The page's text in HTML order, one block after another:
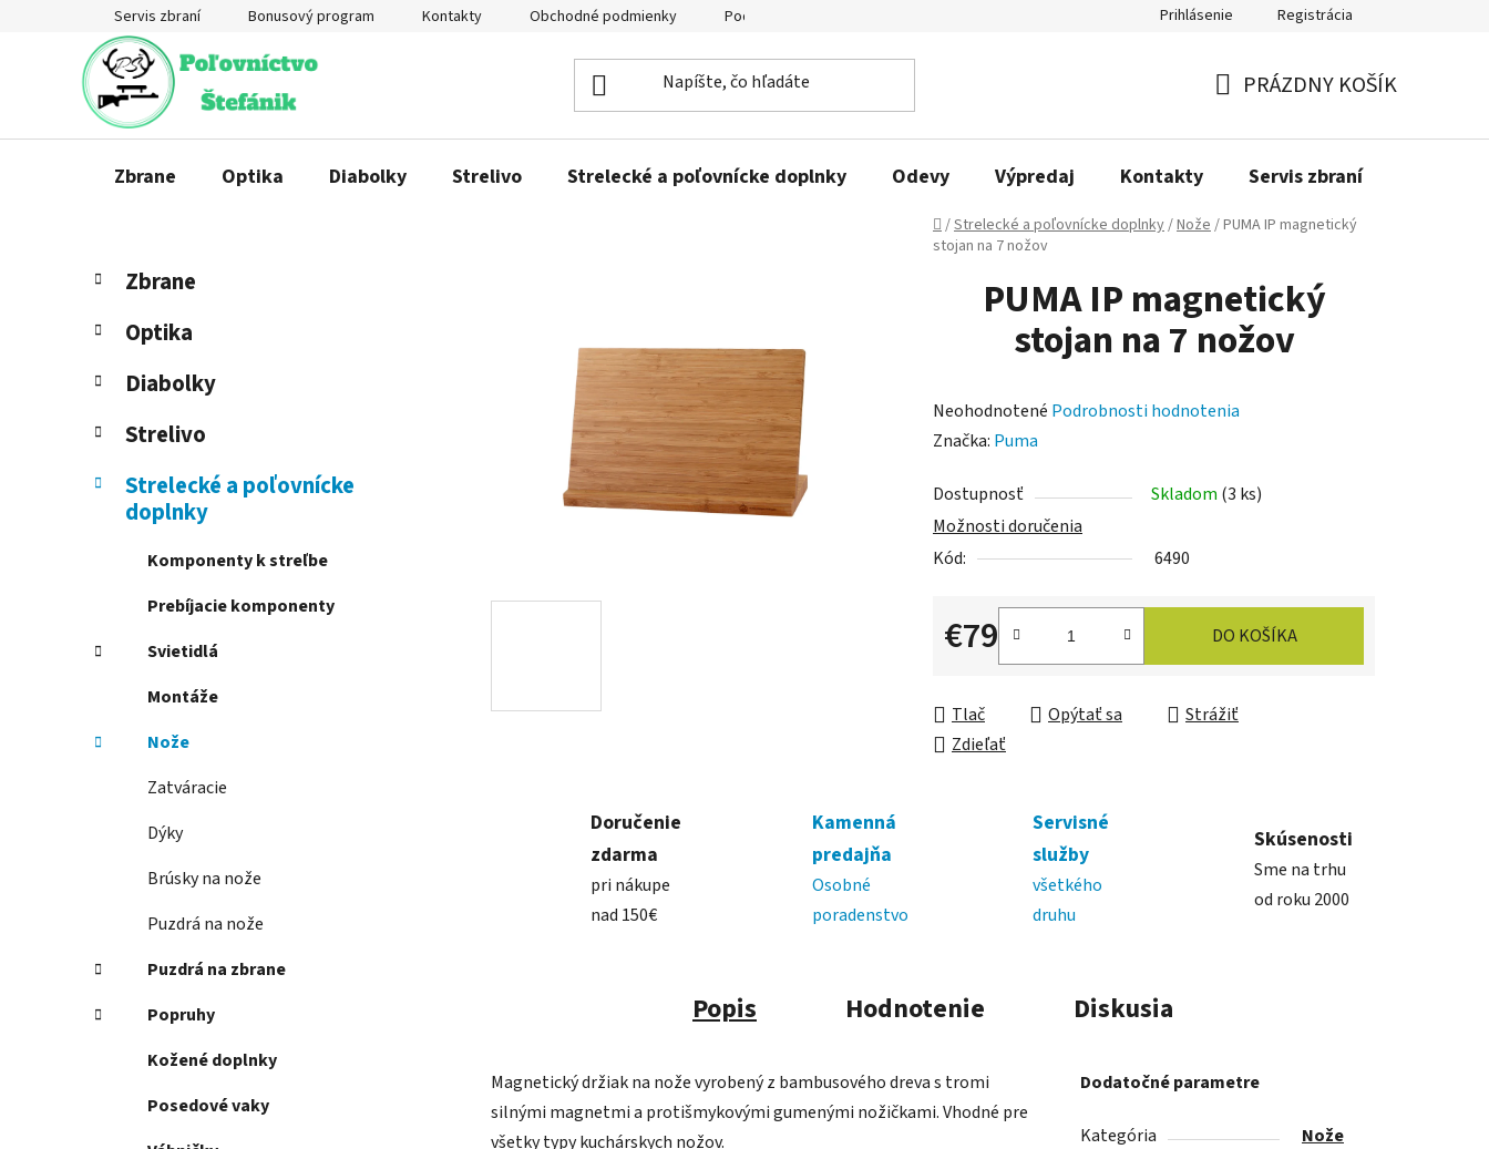
Servis zbraní Bonusový program Kontakty Obchodné podmienky Podmienky ochrany osobných údajov Prihlásenie Registrácia
KOŠÍK
PRÁZDNY KOŠÍK
Zbrane Optika Diabolky Strelivo Strelecké a poľovnícke doplnky Odevy Výpredaj Kontakty Servis zbraní
Domov
/Strelecké a poľovnícke doplnky/Nože/PUMA IP magnetický
stojan na 7 nožov
B
č
ý
a
n
e
Preskočiť
kategórie
K
a
t
e
ó
i
Zbrane
Optika
Diabolky
Strelivo
Strelecké a poľovnícke
doplnky
Komponenty k streľbe
Prebíjacie komponenty
Svietidlá
Montáže
Nože
Zatváracie
Dýky
Brúsky na nože
Puzdrá na nože
Puzdrá na zbrane
Popruhy
Kožené doplnky
Posedové vaky
PUMA IP magnetický
stojan na 7 nožov
Priemerné
hodnotenie
je
0,0
z
hviezdičiek.
Neohodnotené Podrobnosti hodnotenia
Značka: Puma
Dostupnosť Skladom (3 ks)
Možnosti doručenia
Kód:
6490
€79
Jednotková cena:
DO KOŠÍKA
Tlač Opýtať sa
Strážiť
Zdieľať
Doručenie
zdarma
pri nákupe
nad 150€
Kamenná
predajňa
Osobné
poradenstvo
Servisné
služby
všetkého
druhu
Skúsenosti
Sme na trhu
od roku 2000
Popis Hodnotenie Diskusia
Magnetický držiak na nože vyrobený z bambusového dreva s tromi
silnými magnetmi a protišmykovými gumenými nožičkami. Vhodné pre
všetky typy kuchárskych nožov.
Dodatočné parametre
Kategória
Nože